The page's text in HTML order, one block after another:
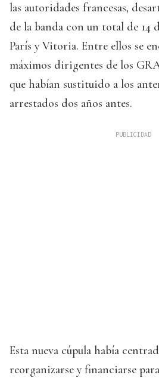
las autoridades francesas,
de la banda con un total de 14
París y Vitoria. Entre ellos se
máximos dirigentes de los
que habían sustituido a los
arrestados dos años antes.
Esta nueva cúpula había
reorganizarse y financiarse